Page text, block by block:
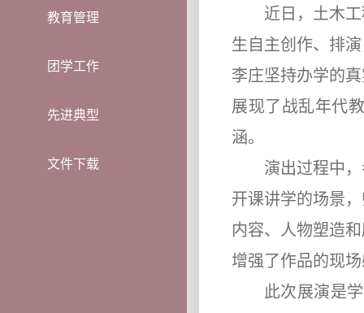
教育管理
团学工作
先进典型
文件下载
近日，土木
生自主创作、排
李庄坚持办学的
展现了战乱年代
涵。
演出过程中
开课讲学的场景
内容、人物塑造
增强了作品的现
此次展演是